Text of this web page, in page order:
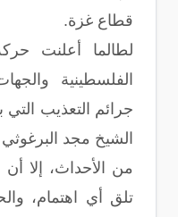
قطاع غزة.
لطالما أعلنت
الفلسطينية
جرائم التعذيب
الشيخ مجد
من الأحداث، إلا أن
تلق أي اهتمام،